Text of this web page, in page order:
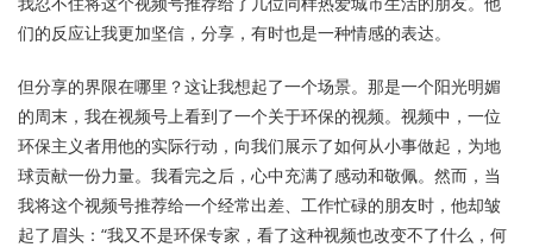
们的反应让我更加坚信，分享，有时也是一种情感的表达。
但分享的界限在哪里？这让我想起了一个场景。那是一个阳光明媚
的周末，我在视频号上看到了一个关于环保的视频。视频中，一位
环保主义者用他的实际行动，向我们展示了如何从小事做起，为地
球贡献一份力量。我看完之后，心中充满了感动和敬佩。然而，当
我将这个视频号推荐给一个经常出差、工作忙碌的朋友时，他却皱
起了眉头：“我又不是环保专家，看了这种视频也改变不了什么，何